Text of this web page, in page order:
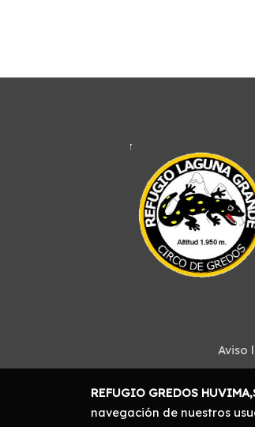
Aviso
REFUGIO GREDOS
navegación de nuestros